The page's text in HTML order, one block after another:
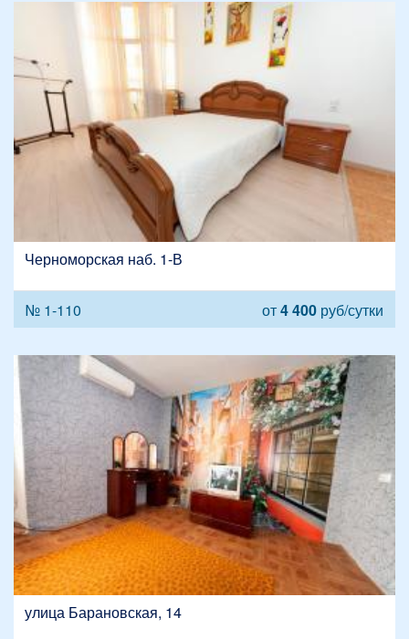
Черноморская наб. 1-В
№ 1-110 от4 400 руб/сутки
улица Барановская, 14